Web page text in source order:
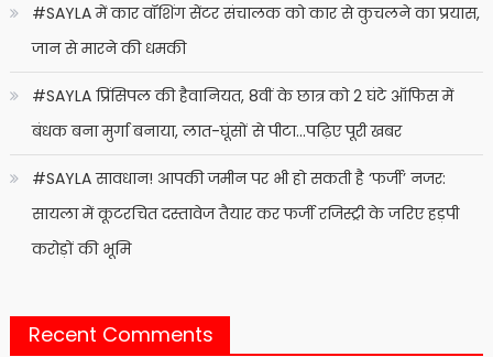
#SAYLA में कार वॉशिंग सेंटर संचालक को कार से कुचलने का प्रयास,
जान से मारने की धमकी
#SAYLA प्रिंसिपल की हैवानियत, 8वीं के छात्र को 2 घंटे ऑफिस में
बंधक बना मुर्गा बनाया, लात-घूंसों से पीटा…पढ़िए पूरी खबर
#SAYLA सावधान! आपकी जमीन पर भी हो सकती है ‘फर्जी’ नजर:
सायला में कूटरचित दस्तावेज तैयार कर फर्जी रजिस्ट्री के जरिए हड़पी
करोड़ों की भूमि
Recent Comments